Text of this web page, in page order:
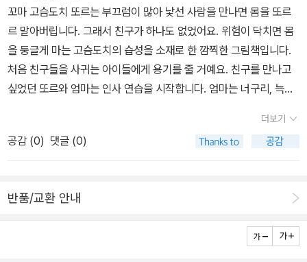
꼬마 고슴도치 또르는 부끄럼이 많아 낯선 사람을 만나면 몸을 또르
르 말아버립니다. 그래서 친구가 하나도 없었어요. 위험이 닥치면 몸
을 둥글게 마는 고슴도치의 습성을 소재로 한 깜찍한 그림책입니다.
처음 친구들을 사귀는 아이들에게 용기를 줄 거예요. 친구를 만나고
싶었던 또르와 엄마는 인사 연습을 시작합니다. 엄마는 너구리, 늑대,
요. 연습을 하면서 또르의 콩알만한 목소리는 점차 커지고 푹 수그렸
던 얼굴도 점차 자신감에 차오릅니다. 그리고 드디어 실제로 친구들
을 만나러 나가는 날이 왔답니다. 과연 또르는 친구를 사귈 수 있을까
려져 있어 아이들의 시선을 끕니다. 아이들에게 친구 사귀기와 인사
더보기
공감 (0) 댓글 (0)
반품/교환 안내